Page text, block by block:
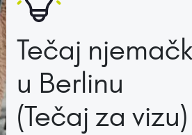
Tečaj
u Berlinu
(Tečaj za vizu)